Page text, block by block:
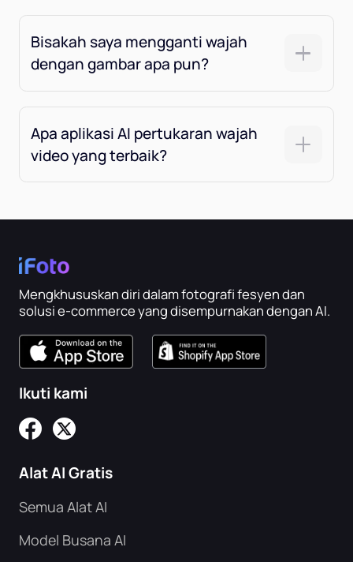
Bisakah saya mengganti wajah
dengan gambar apa pun?
Apa aplikasi AI pertukaran wajah
video yang terbaik?
Mengkhususkan diri dalam fotografi fesyen dan
solusi e-commerce yang disempurnakan dengan AI.
Ikuti kami
Alat AI Gratis
Semua Alat AI
Model Busana AI